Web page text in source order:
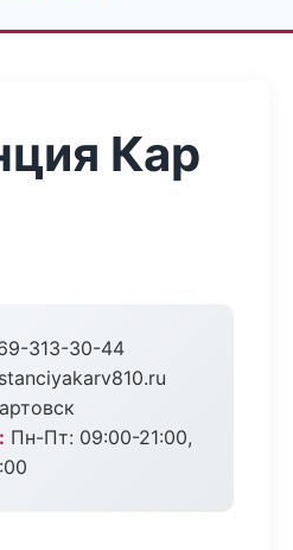
Кар
313-30-44
Пн-Пт: 09:00-21:00,